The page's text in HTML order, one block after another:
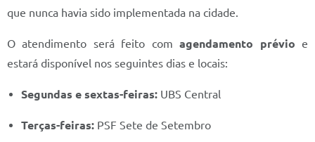
Alistamento Militar
Parcerias 3º Setor
Perguntas Frequentes
que nunca havia sido implementada na cidade.
O atendimento será feito comagendamento prévio e
estará disponível nos seguintes dias e locais:
Segundas e sextas-feiras: UBS Central
Terças-feiras: PSF Sete de Setembro